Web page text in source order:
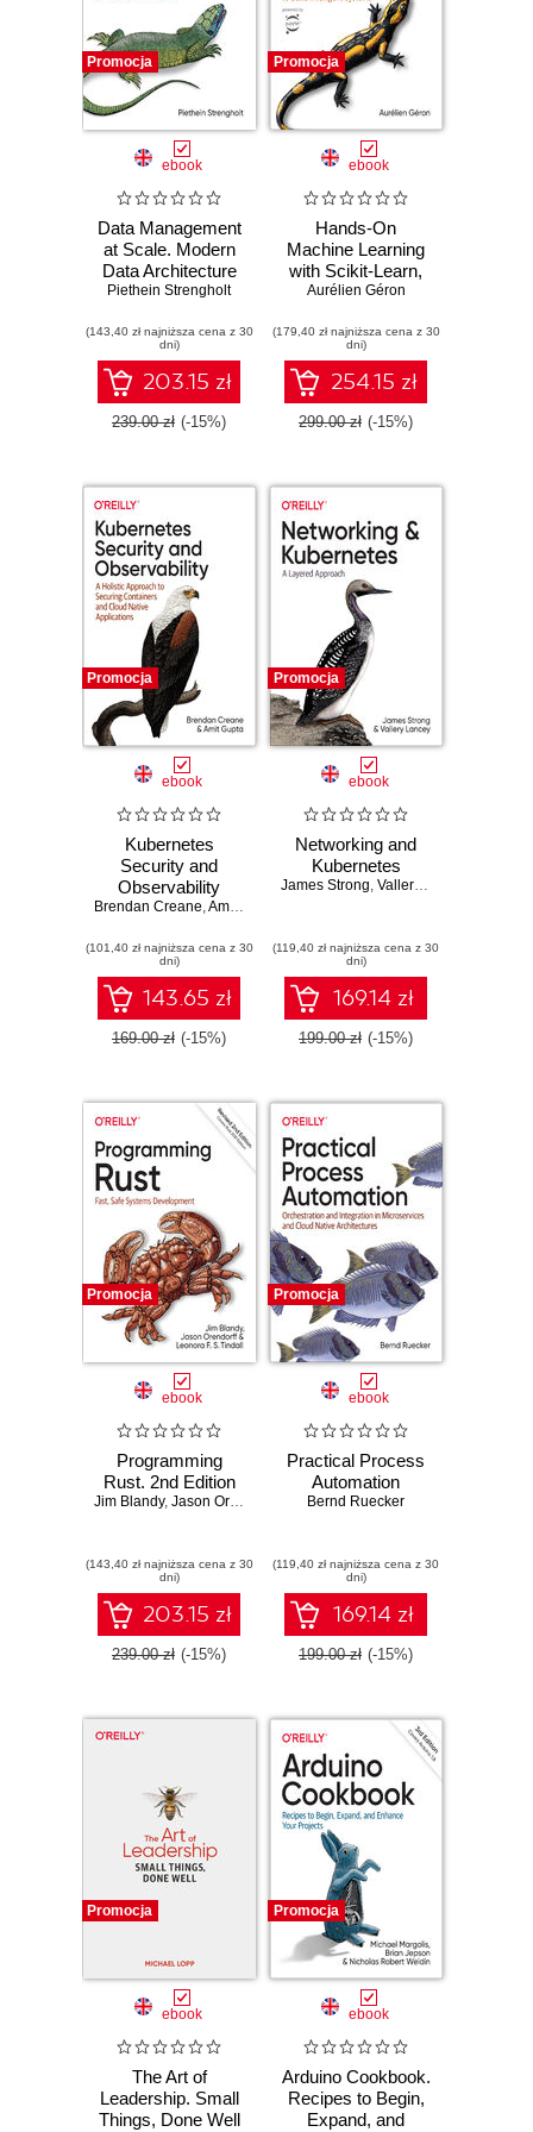
Promocja
ebook
Data Management
at Scale. Modern
Data Architecture
with Data Mesh
2nd Edition
Piethein Strengholt
(143,40 zł najniższa cena z 30
dni)
203.15 zł
239.00 zł (-15%)
Promocja
ebook
Hands-On
Machine Learning
with Scikit-Learn,
Keras, and
Edition
Aurélien Géron
(179,40 zł najniższa cena z 30
dni)
254.15 zł
299.00 zł (-15%)
Promocja
ebook
Kubernetes
Security and
Observability
Brendan Creane,Amit Gupta
(101,40 zł najniższa cena z 30
dni)
143.65 zł
169.00 zł (-15%)
Promocja
ebook
Networking and
Kubernetes
James Strong, Vallery Lancey
(119,40 zł najniższa cena z 30
dni)
169.14 zł
199.00 zł (-15%)
Promocja
ebook
Programming
Rust. 2nd Edition
Jim Blandy, Jason Orendorff Leonora F . S. Tindall
(143,40 zł najniższa cena z 30
dni)
203.15 zł
239.00 zł (-15%)
Promocja
ebook
Practical Process
Automation
Bernd Ruecker
(119,40 zł najniższa cena z 30
dni)
169.14 zł
199.00 zł (-15%)
Promocja
ebook
The Art of
Leadership. Small
Things, Done Well
Promocja
ebook
Arduino Cookbook.
Recipes to Begin,
Expand, and